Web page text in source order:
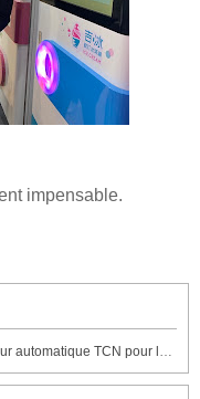
impensable.
Le fondateur de MI, Mr.Lei's Weibo : distributeur automatique TCN pour la vente de téléphones MI